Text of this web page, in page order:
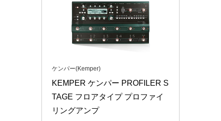
ケンパー(Kemper)
KEMPER ケンパー PROFILER S
TAGE フロアタイプ プロファイ
リングアンプ